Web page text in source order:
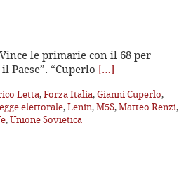
le primarie con il 68 per
Paese”. “Cuperlo […]
Letta,Forza Italia,Gianni Cuperlo,
elettorale,Lenin,M5S,Matteo Renzi,
,Unione Sovietica